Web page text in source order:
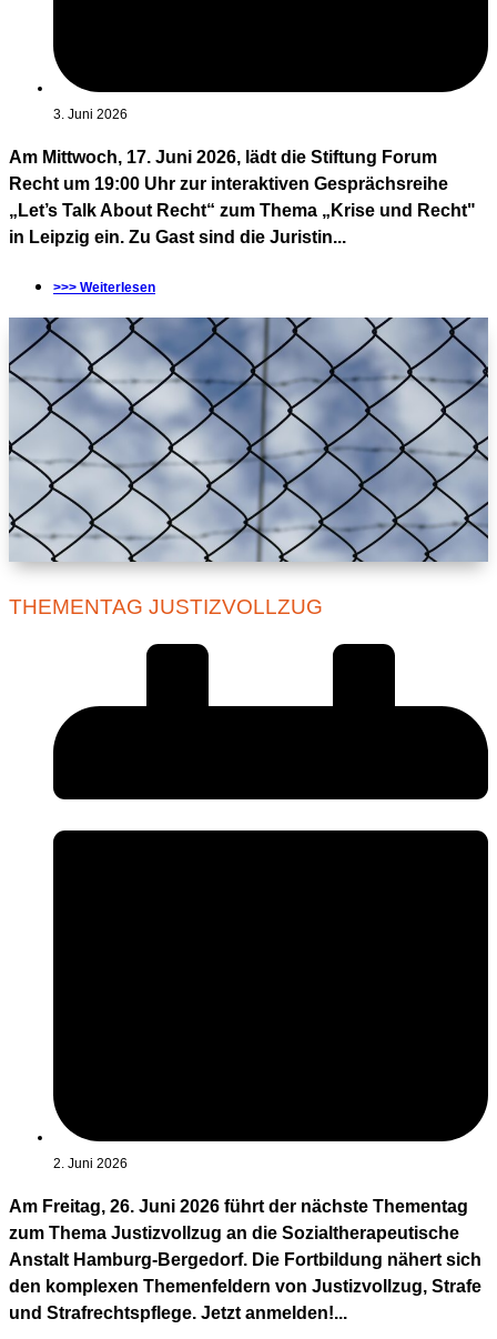
3. Juni 2026
Am Mittwoch, 17. Juni 2026, lädt die Stiftung Forum
Recht um 19:00 Uhr zur interaktiven Gesprächsreihe
„Let’s Talk About Recht“ zum Thema „Krise und Recht"
in Leipzig ein. Zu Gast sind die Juristin...
>>> Weiterlesen
THEMENTAG JUSTIZVOLLZUG
2. Juni 2026
Am Freitag, 26. Juni 2026 führt der nächste Thementag
zum Thema Justizvollzug an die Sozialtherapeutische
Anstalt Hamburg-Bergedorf. Die Fortbildung nähert sich
den komplexen Themenfeldern von Justizvollzug, Strafe
und Strafrechtspflege. Jetzt anmelden!...